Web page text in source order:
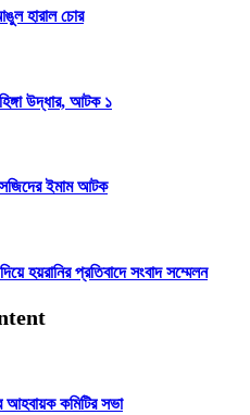
হারাল চোর
উদ্ধার, আটক ১
ইমাম আটক
হয়রানির প্রতিবাদে সংবাদ সম্মেলন
আহবায়ক কমিটির সভা